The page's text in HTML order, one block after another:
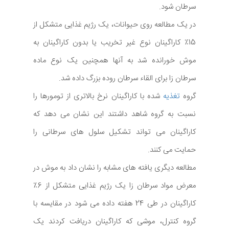
سرطان شود.
در یک مطالعه روی حیوانات، یک رژیم غذایی متشکل از
15٪ کاراگینان نوع غیر تخریب یا بدون کاراگینان به
موش خورانده شد به آنها همچنین یک نوع ماده
سرطان زا برای القاء سرطان روده بزرگ داده شد.
گروه تغذیه شده با کاراگینان نرخ بالاتری از تومورها را
نسبت به گروه شاهد داشتند این نشان می دهد که
کاراگینان می تواند تشکیل سلول های سرطانی را
حمایت می کنند.
مطالعه دیگری یافته های مشابه را نشان داد به موش در
معرض مواد سرطان زا یک رژیم غذایی متشکل از 6٪
کاراگینان در طی 24 هفته داده می شود در مقایسه با
گروه کنترل، موشی که کاراگینان دریافت کردند یک